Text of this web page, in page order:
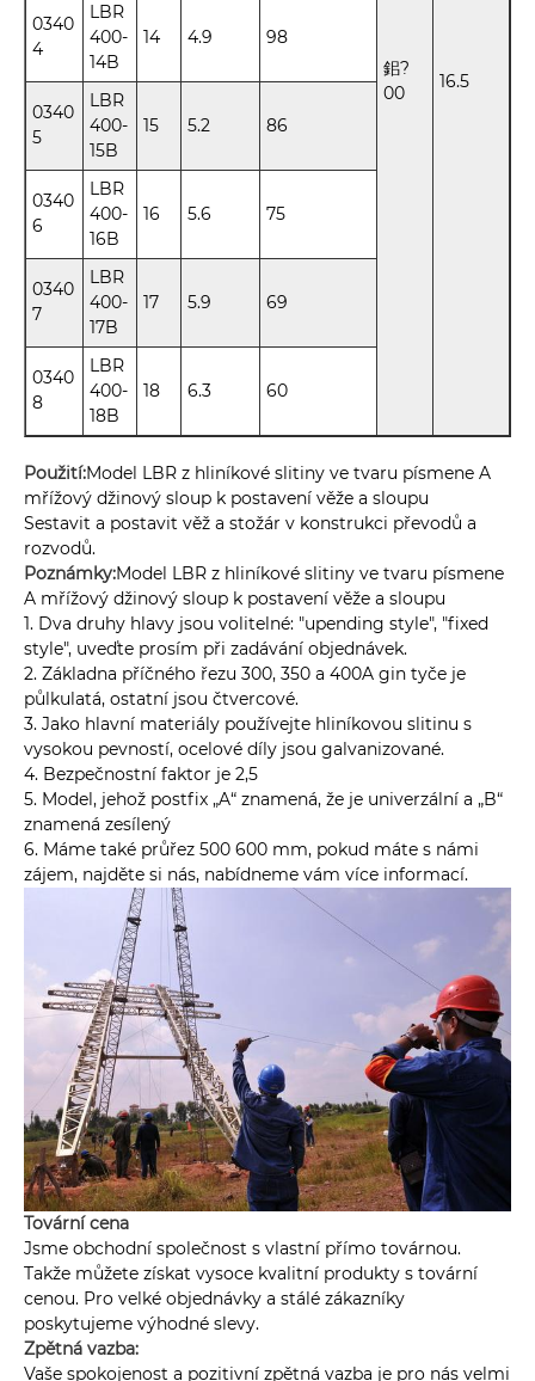
鈻?
00
16.5
0340
4
LBR
400-
14B
14 4.9 98
0340
5
LBR
400-
15B
15 5.2 86
0340
6
LBR
400-
16B
16 5.6 75
0340
7
LBR
400-
17B
17 5.9 69
0340
8
LBR
400-
18B
18 6.3 60
Použití:Model LBR z hliníkové slitiny ve tvaru písmene A
mřížový džinový sloup k postavení věže a sloupu
Sestavit a postavit věž a stožár v konstrukci převodů a
rozvodů.
Poznámky:Model LBR z hliníkové slitiny ve tvaru písmene
A mřížový džinový sloup k postavení věže a sloupu
1. Dva druhy hlavy jsou volitelné: "upending style", "fixed
style", uveďte prosím při zadávání objednávek.
2. Základna příčného řezu 300, 350 a 400A gin tyče je
půlkulatá, ostatní jsou čtvercové.
3. Jako hlavní materiály používejte hliníkovou slitinu s
vysokou pevností, ocelové díly jsou galvanizované.
4. Bezpečnostní faktor je 2,5
5. Model, jehož postfix „A“ znamená, že je univerzální a „B“
znamená zesílený
6. Máme také průřez 500 600 mm, pokud máte s námi
zájem, najděte si nás, nabídneme vám více informací.
Tovární cena
Jsme obchodní společnost s vlastní přímo továrnou.
Takže můžete získat vysoce kvalitní produkty s tovární
cenou. Pro velké objednávky a stálé zákazníky
poskytujeme výhodné slevy.
Zpětná vazba:
Vaše spokojenost a pozitivní zpětná vazba je pro nás velmi